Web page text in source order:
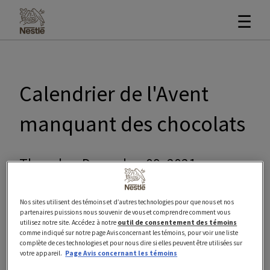
☰
Calendrier de l'Avent
manquant des chocolats
Thursday, December 09, 2021
Nous voulons que chaque jour de votre compte
avant Noël soit excitant et amusant ! Nous
sommes désolés d'apprendre que votre calendrier
de l'avent avait des chocolats manquants.
Nos sites utilisent des témoins et d’autres technologies pour que nous et nos
partenaires puissions nous souvenir de vous et comprendre comment vous
utilisez notre site. Accédez à notre outil de consentement des témoins
comme indiqué sur notre page Avis concernant les témoins, pour voir une liste
complète de ces technologies et pour nous dire si elles peuvent être utilisées sur
votre appareil. Page Avis concernant les témoins